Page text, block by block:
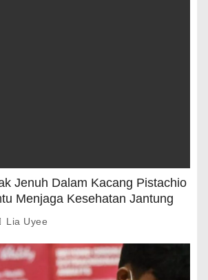
Jenuh Dalam Kacang Pistachio
Menjaga Kesehatan Jantung
Lia Uyee